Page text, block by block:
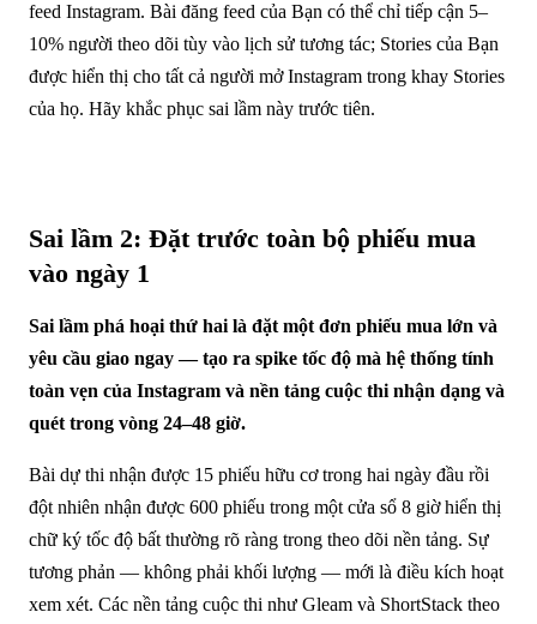
feed Instagram. Bài đăng feed của Bạn có thể chỉ tiếp cận 5–
10% người theo dõi tùy vào lịch sử tương tác; Stories của Bạn
được hiển thị cho tất cả người mở Instagram trong khay Stories
của họ. Hãy khắc phục sai lầm này trước tiên.
Sai lầm 2: Đặt trước toàn bộ phiếu mua
vào ngày 1
Sai lầm phá hoại thứ hai là đặt một đơn phiếu mua lớn và
yêu cầu giao ngay — tạo ra spike tốc độ mà hệ thống tính
toàn vẹn của Instagram và nền tảng cuộc thi nhận dạng và
quét trong vòng 24–48 giờ.
Bài dự thi nhận được 15 phiếu hữu cơ trong hai ngày đầu rồi
đột nhiên nhận được 600 phiếu trong một cửa sổ 8 giờ hiển thị
chữ ký tốc độ bất thường rõ ràng trong theo dõi nền tảng. Sự
tương phản — không phải khối lượng — mới là điều kích hoạt
xem xét. Các nền tảng cuộc thi như Gleam và ShortStack theo